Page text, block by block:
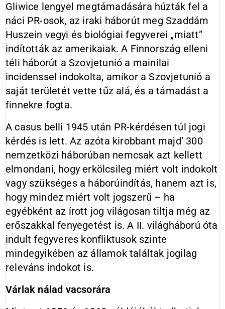
Gliwice lengyel megtámadására húzták fel a
náci PR-osok, az iraki háborút meg Szaddám
Huszein vegyi és biológiai fegyverei „miatt”
indították az amerikaiak. A Finnország elleni
téli háborút a Szovjetunió a mainilai
incidenssel indokolta, amikor a Szovjetunió a
saját területét vette tűz alá, és a támadást a
finnekre fogta.
A casus belli 1945 után PR-kérdésen túl jogi
kérdés is lett. Az azóta kirobbant majd’ 300
nemzetközi háborúban nemcsak azt kellett
elmondani, hogy erkölcsileg miért volt indokolt
vagy szükséges a háborúindítás, hanem azt is,
hogy mindez miért volt jogszerű – ha
egyébként az írott jog világosan tiltja még az
erőszakkal fenyegetést is. A II. világháború óta
indult fegyveres konfliktusok szinte
mindegyikében az államok találtak jogilag
releváns indokot is.
Várlak nálad vacsorára